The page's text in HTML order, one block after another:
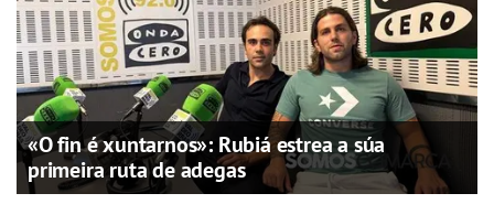
«O fin é xuntarnos»: Rubiá estrea a súa
primeira ruta de adegas